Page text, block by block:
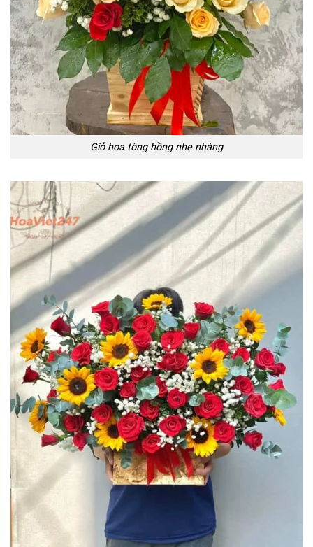
Giỏ hoa tông hồng nhẹ nhàng